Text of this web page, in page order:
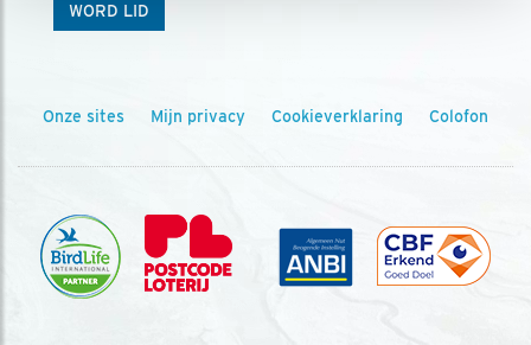
WORD LID
Onze sites Mijn privacy Cookieverklaring Colofon